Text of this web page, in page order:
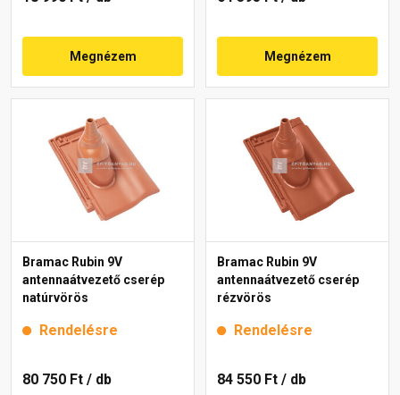
Megnézem Megnézem
Bramac Rubin 9V
antennaátvezető cserép
natúrvörös
Rendelésre
80 750 Ft / db
Bramac Rubin 9V
antennaátvezető cserép
rézvörös
Rendelésre
84 550 Ft / db